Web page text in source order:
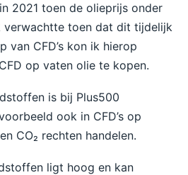
2021 toen de olieprijs onder
verwachtte toen dat dit tijdelijk
van CFD’s kon ik hierop
op vaten olie te kopen.
is bij Plus500
ook in CFD’s op
CO₂ rechten handelen.
ligt hoog en kan